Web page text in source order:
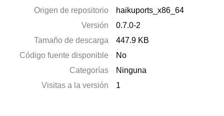
Origen de repositorio
haikuports_x86_64
Versión
0.7.0-2
Tamaño de descarga
447.9 KB
Código fuente disponible
No
Categorías
Ninguna
Visitas a la versión
1